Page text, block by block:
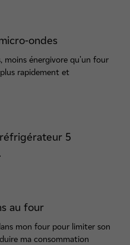
ondes
moins énergivore qu'un four
rapidement et
5
au four
mon four pour limiter son
ma consommation